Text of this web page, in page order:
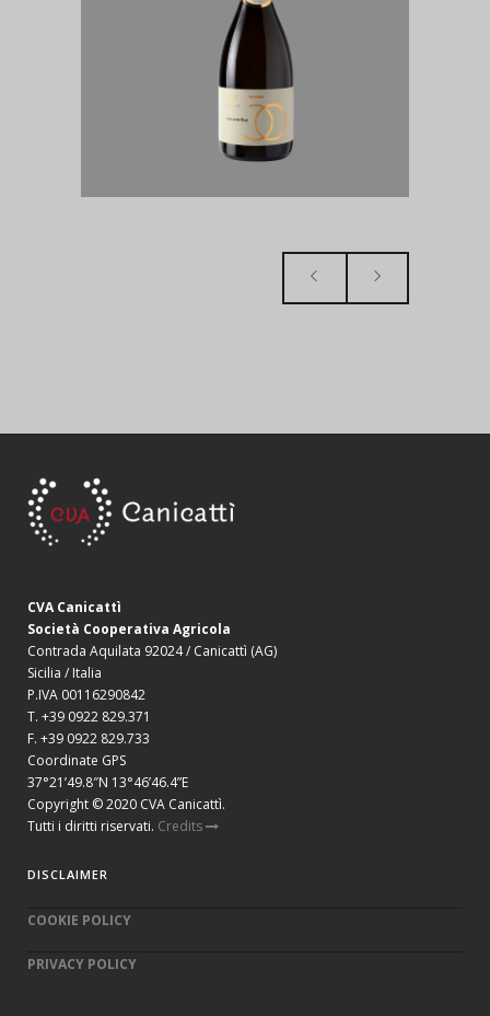
CVA Canicattì
Società Cooperativa Agricola
Contrada Aquilata 92024 / Canicattì (AG)
Sicilia / Italia
P.IVA 00116290842
T. +39 0922 829.371
F. +39 0922 829.733
Coordinate GPS
37°21’49.8″N 13°46’46.4”E
Copyright © 2020 CVA Canicattì.
Tutti i diritti riservati. Credits
DISCLAIMER
COOKIE POLICY
PRIVACY POLICY